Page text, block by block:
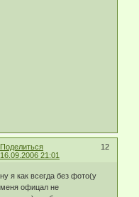
Поделиться
12
16.09.2006 21:01
ну я как всегда без фото(у
меня офицал не